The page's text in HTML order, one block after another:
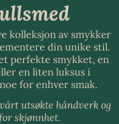
kolleksjon av smykker
din unike stil.
perfekte smykket, en
en liten luksus i
for enhver smak.
utsøkte håndverk og
skjønnhet.